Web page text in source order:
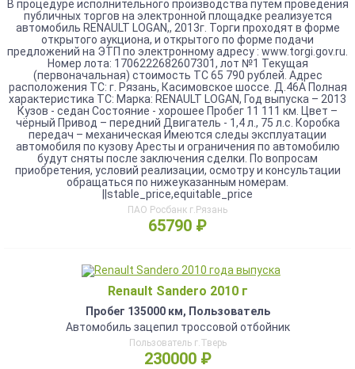
В процедуре исполнительного производства путем проведения
публичных торгов на электронной площадке реализуется
автомобиль RENAULT LOGAN,, 2013г. Торги проходят в форме
открытого аукциона, и открытого по форме подачи
предложений на ЭТП по электронному адресу : www.torgi.gov.ru.
Номер лота: 1706222682607301, лот №1 Текущая
(первоначальная) стоимость ТС 65 790 рублей. Адрес
расположения ТС: г. Рязань, Касимовское шоссе. Д.46А Полная
характеристика ТС: Марка: RENAULT LOGAN, Год выпуска – 2013
Кузов - седан Состояние - хорошее Пробег 11 111 км. Цвет –
чёрный Привод – передний Двигатель - 1,4 л., 75 л.с. Коробка
передач – механическая Имеются следы эксплуатации
автомобиля по кузову Аресты и ограничения по автомобилю
будут сняты после заключения сделки. По вопросам
приобретения, условий реализации, осмотру и консультации
обращаться по нижеуказанным номерам.
||stable_price,equitable_price
ПАО Росбанк г.Рязань
65790 ₽
Renault Sandero 2010 г
Пробег 135000 км, Пользователь
Автомобиль зацепил троссовой отбойник
Пользователь г.Тверь
230000 ₽